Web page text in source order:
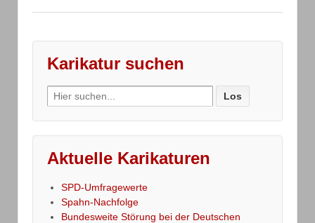
Karikatur suchen
Search
for:
Aktuelle Karikaturen
SPD-Umfragewerte
Spahn-Nachfolge
Bundesweite Störung bei der Deutschen